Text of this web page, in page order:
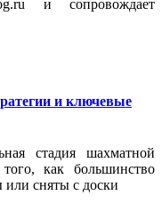
и сопровождает
и ключевые
стадия шахматной
как большинство
сняты с доски